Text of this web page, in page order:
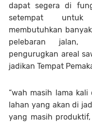
dapat segera di
setempat untuk
membutuhkan
pelebaran jalan,
pengurugkan areal
jadikan Tempat
“wah masih lama
lahan yang akan di
yang masih